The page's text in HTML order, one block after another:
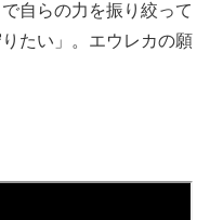
自らの力を振り絞って
たい」。エウレカの願